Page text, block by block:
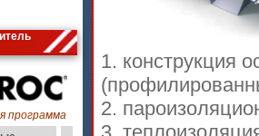
программа
1. конструкция
2.